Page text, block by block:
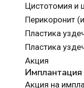
Цистотомия и
Перикоронит
Пластика
Пластика
Акция
Акция на